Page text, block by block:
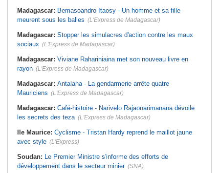
Madagascar: Bemasoandro Itaosy - Un homme et sa fille
meurent sous les balles (L'Express de Madagascar)
Madagascar: Stopper les simulacres d'action contre les maux
sociaux (L'Express de Madagascar)
Madagascar: Viviane Rahariniaina met son nouveau livre en
rayon (L'Express de Madagascar)
Madagascar: Antalaha - La gendarmerie arrête quatre
Mauriciens (L'Express de Madagascar)
Madagascar: Café-histoire - Narivelo Rajaonarimanana dévoile
les secrets des teza (L'Express de Madagascar)
Ile Maurice: Cyclisme - Tristan Hardy reprend le maillot jaune
avec style (L'Express)
Soudan: Le Premier Ministre s'informe des efforts de
développement dans le secteur minier (SNA)